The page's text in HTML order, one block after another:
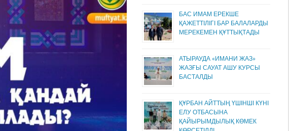
БАС ИМАМ ЕРЕКШЕ
ҚАЖЕТТІЛІГІ БАР БАЛАЛАРДЫ
МЕРЕКЕМЕН ҚҰТТЫҚТАДЫ
АТЫРАУДА «ИМАНИ ЖАЗ»
ЖАЗҒЫ САУАТ АШУ КУРСЫ
БАСТАЛДЫ
ҚҰРБАН АЙТТЫҢ ҮШІНШІ КҮНІ
ЕЛУ ОТБАСЫНА
ҚАЙЫРЫМДЫЛЫҚ КӨМЕК